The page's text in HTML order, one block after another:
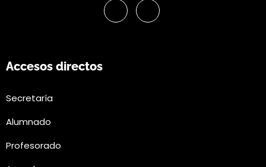
Accesos directos
Secretaría
Alumnado
Profesorado